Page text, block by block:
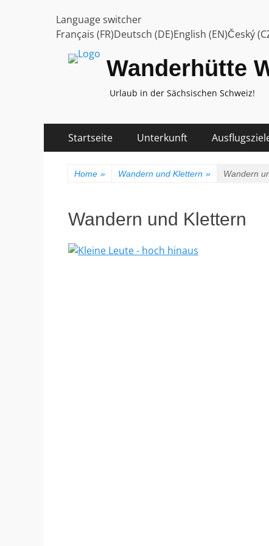
Language switcher
Français (FR)Deutsch (DE)English (EN)Český
Wanderhütte
Urlaub in der Sächsischen Schweiz!
Primary
Menu
Startseite Unterkunft
Home » Wandern und Klettern » Wandern
Wandern und Klettern